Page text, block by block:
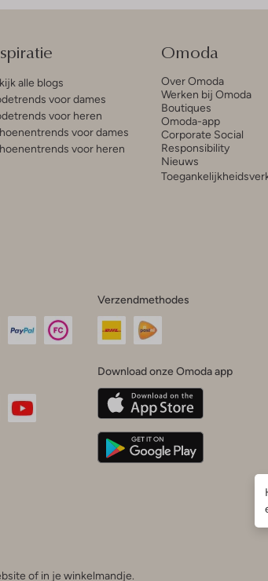
alle blogs
voor dames
voor heren
voor dames
voor heren
Omoda
Over Omoda
Werken bij Omoda
Boutiques
Omoda-app
Corporate Social
Responsibility
Nieuws
Verzendmethodes
Download onze Omoda app
of in je winkelmandje.